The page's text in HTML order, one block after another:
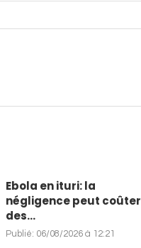
Ebola en ituri: la
négligence peut coûter
des...
Publié: 06/08/2026 à 12:21